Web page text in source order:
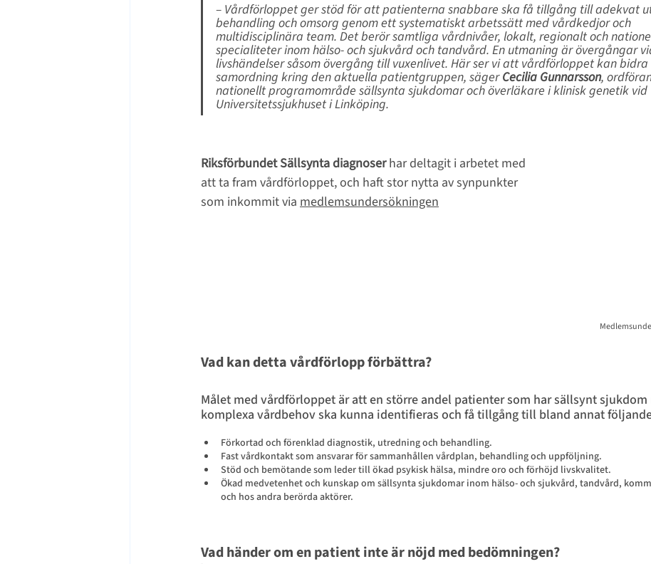
– Vårdförloppet ger stöd för att patienterna snabbare ska få tillgång till adekvat
behandling och omsorg genom ett systematiskt arbetssätt med vårdkedjor och
multidisciplinära team. Det berör samtliga vårdnivåer, lokalt, regionalt och
specialiteter inom hälso- och sjukvård och tandvård. En utmaning är övergångar
livshändelser såsom övergång till vuxenlivet. Här ser vi att vårdförloppet kan
samordning kring den aktuella patientgruppen, säger Cecilia Gunnarsson,
nationellt programområde sällsynta sjukdomar och överläkare i klinisk genetik vid
Universitetssjukhuset i Linköping.
Riksförbundet Sällsynta diagnoser har deltagit i arbetet med
att ta fram vårdförloppet, och haft stor nytta av synpunkter
som inkommit via medlemsundersökningen
Vad kan detta vårdförlopp förbättra?
Målet med vårdförloppet är att en större andel patienter som har sällsynt sjukdom
komplexa vårdbehov ska kunna identifieras och få tillgång till bland annat
Förkortad och förenklad diagnostik, utredning och behandling.
Fast vårdkontakt som ansvarar för sammanhållen vårdplan, behandling och uppföljning.
Stöd och bemötande som leder till ökad psykisk hälsa, mindre oro och förhöjd livskvalitet.
Ökad medvetenhet och kunskap om sällsynta sjukdomar inom hälso- och sjukvård, tandvård,
och hos andra berörda aktörer.
Vad händer om en patient inte är nöjd med bedömningen?